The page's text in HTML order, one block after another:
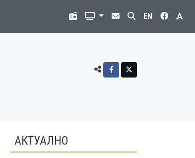
EN
АКТУАЛНО